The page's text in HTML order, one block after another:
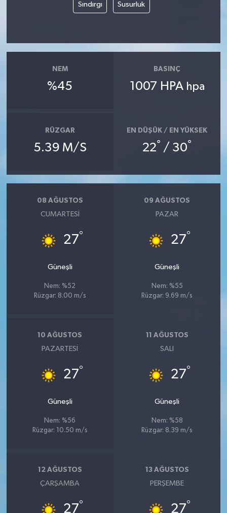
Sındırgı Susurluk
NEM
%45
BASINÇ
1007 HPA hpa
RÜZGAR
5.39 M/S
EN DÜŞÜK / EN YÜKSEK
22° / 30°
08 AĞUSTOS
CUMARTESI
27°
Güneşli
Nem: %52
Rüzgar: 8.00 m/s
09 AĞUSTOS
PAZAR
27°
Güneşli
Nem: %55
Rüzgar: 9.69 m/s
10 AĞUSTOS
PAZARTESI
27°
Güneşli
Nem: %56
Rüzgar: 10.50 m/s
11 AĞUSTOS
SALI
27°
Güneşli
Nem: %58
Rüzgar: 8.39 m/s
12 AĞUSTOS
ÇARŞAMBA
27°
13 AĞUSTOS
PERŞEMBE
27°